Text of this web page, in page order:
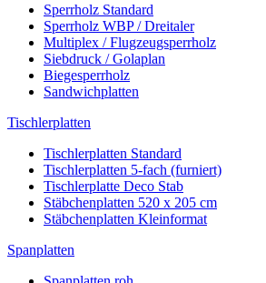
Sperrholz Standard
Sperrholz WBP / Dreitaler
Multiplex / Flugzeugsperrholz
Siebdruck / Golaplan
Biegesperrholz
Sandwichplatten
Tischlerplatten
Tischlerplatten Standard
Tischlerplatten 5-fach (furniert)
Tischlerplatte Deco Stab
Stäbchenplatten 520 x 205 cm
Stäbchenplatten Kleinformat
Spanplatten